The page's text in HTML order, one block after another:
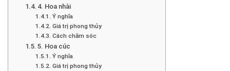
4. Hoa nhài
Ý nghĩa
Giá trị phong thủy
Cách chăm sóc
5. Hoa cúc
Ý nghĩa
Giá trị phong thủy